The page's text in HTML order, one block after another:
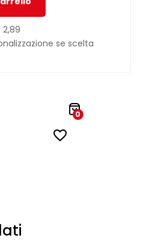
se scelta
0